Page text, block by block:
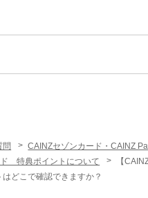
問
CAINZセゾンカード・CAINZ
特典ポイントについて
【
はどこで確認できますか？